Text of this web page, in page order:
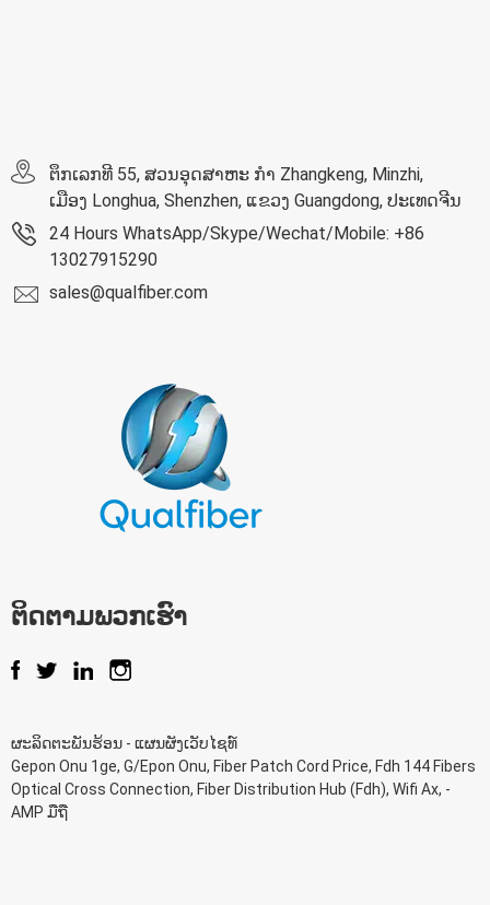
ຕຶກເລກທີ 55, ສວນອຸດສາຫະ ກຳ Zhangkeng, Minzhi,
ເມືອງ Longhua, Shenzhen, ແຂວງ Guangdong, ປະເທດຈີນ
24 Hours WhatsApp/Skype/Wechat/Mobile: +86
13027915290
sales@qualfiber.com
ຕິດ​ຕາມ​ພວກ​ເຮົາ
ຜະລິດຕະພັນຮ້ອນ - ແຜນຜັງເວັບໄຊທ໌
Gepon Onu 1ge, G/Epon Onu, Fiber Patch Cord Price, Fdh 144 Fibers
Optical Cross Connection, Fiber Distribution Hub (Fdh), Wifi Ax, -
AMP ມືຖື